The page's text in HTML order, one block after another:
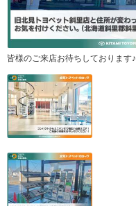
皆様のご来店お待ちしております♪